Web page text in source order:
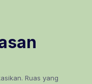
Ruas yang